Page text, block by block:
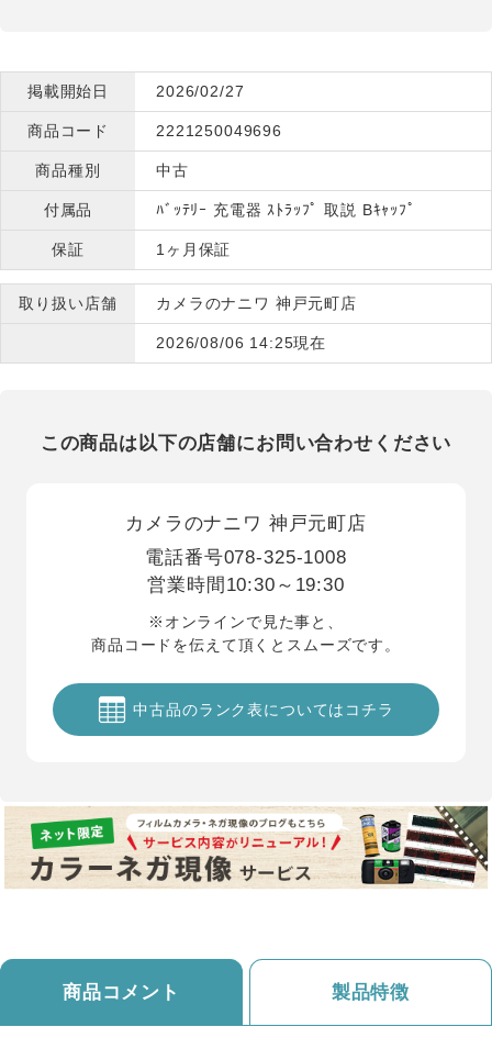
掲載開始日 2026/02/27
商品コード 2221250049696
商品種別 中古
付属品 ﾊﾞｯﾃﾘｰ 充電器 ｽﾄﾗｯﾌﾟ 取説 Bｷｬｯﾌﾟ
保証 1ヶ月保証
取り扱い店舗 カメラのナニワ 神戸元町店
2026/08/06 14:25現在
この商品は以下の店舗にお問い合わせください
カメラのナニワ 神戸元町店
電話番号078-325-1008
営業時間 10:30～19:30
※オンラインで見た事と、
商品コードを伝えて頂くとスムーズです。
中古品のランク表についてはコチラ
商品コメント 製品特徴